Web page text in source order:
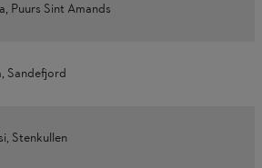
Puurs Sint Amands
Sandefjord
Stenkullen